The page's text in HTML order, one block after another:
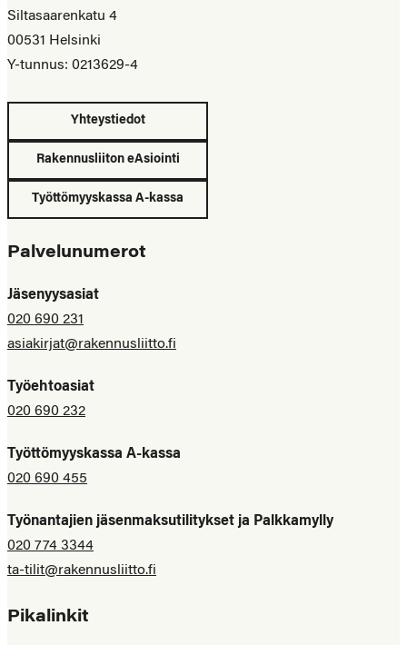
Siltasaarenkatu 4
00531 Helsinki
Y-tunnus: 0213629-4
Yhteystiedot
Rakennusliiton eAsiointi
Työttömyyskassa A-kassa
Palvelunumerot
Jäsenyysasiat
020 690 231
asiakirjat@rakennusliitto.fi
Työehtoasiat
020 690 232
Työttömyyskassa A-kassa
020 690 455
Työnantajien jäsenmaksutilitykset ja Palkkamylly
020 774 3344
ta-tilit@rakennusliitto.fi
Pikalinkit